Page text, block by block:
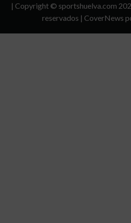
| Copyright © sportshuelva.com
reservados | CoverNews